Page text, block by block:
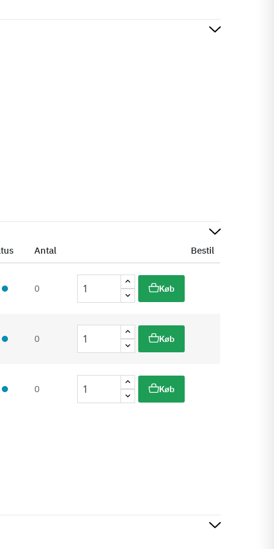
Antal Bestil
0 Køb
0 Køb
0 Køb